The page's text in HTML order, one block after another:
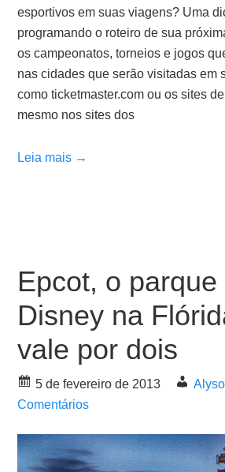
esportivos em suas viagens? Uma
programando o roteiro de sua
os campeonatos, torneios e jogos
nas cidades que serão visitadas em
como ticketmaster.com ou os sites
mesmo nos sites dos
Leia mais →
Epcot, o parque
Disney na
vale por dois
5 de fevereiro de 2013
Comentários